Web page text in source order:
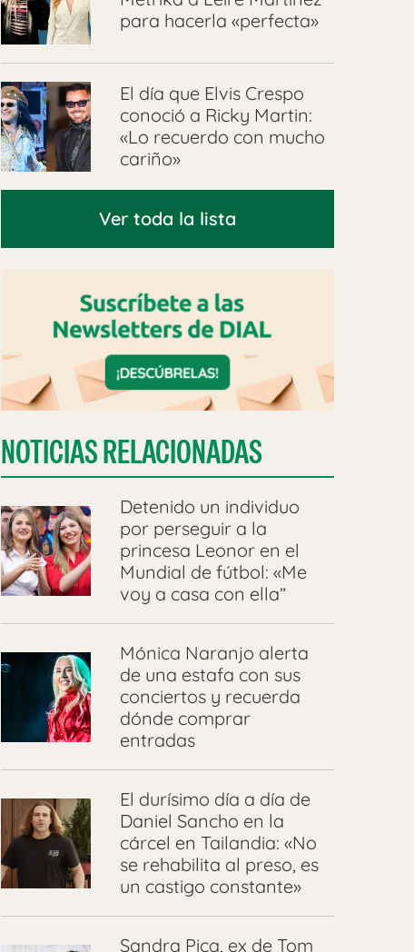
para hacerla «perfecta»
El día que Elvis Crespo
conoció a Ricky Martin:
«Lo recuerdo con mucho
cariño»
Ver toda la lista
NOTICIAS RELACIONADAS
Detenido un individuo
por perseguir a la
princesa Leonor en el
Mundial de fútbol: «Me
voy a casa con ella”
Mónica Naranjo alerta
de una estafa con sus
conciertos y recuerda
dónde comprar
entradas
El durísimo día a día de
Daniel Sancho en la
cárcel en Tailandia: «No
se rehabilita al preso, es
un castigo constante»
Sandra Pica, ex de Tom